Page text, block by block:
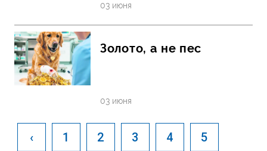
03 июня
Золото, а не пес
03 июня
‹ 1 2 3 4 5